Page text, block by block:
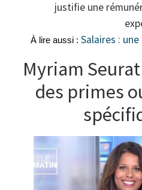
justifie une
À lire aussi : Salaires :
Myriam
des primes